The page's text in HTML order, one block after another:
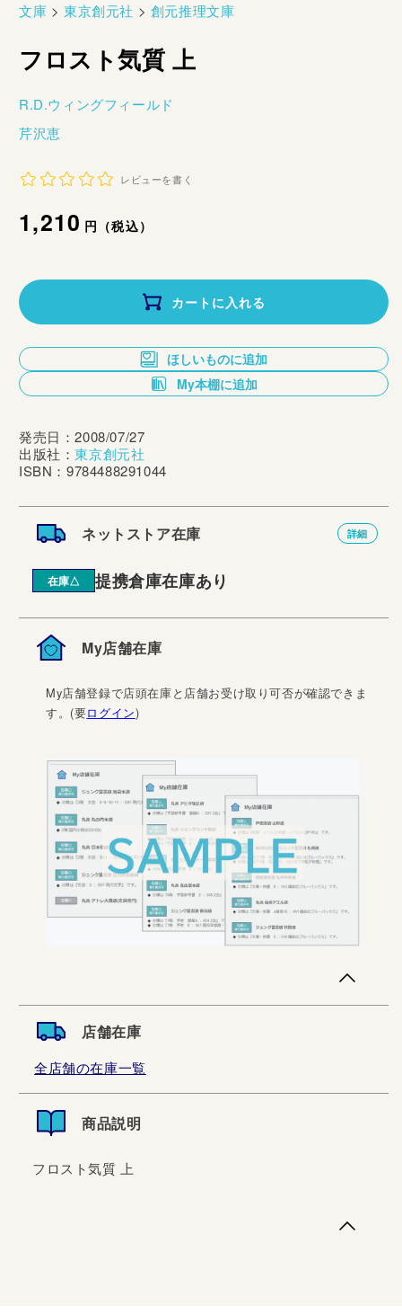
文庫 >東京創元社 > 創元推理文庫
フロスト気質 上
R.D.ウィングフィールド
芹沢恵
レビューを書く
通
価
格
1,210円（税込）
カートに入れる
ほしいものに追加
My本棚に追加
発売日：2008/07/27
出版社：東京創元社
ISBN：9784488291044
ネットストア在庫 詳細
在庫△ 提携倉庫在庫あり
My店舗在庫
My店舗登録で店頭在庫と店舗お受け取り可否が確認できま
す。(要ログイン)
店舗在庫
全店舗の在庫一覧
商品説明
フロスト気質 上